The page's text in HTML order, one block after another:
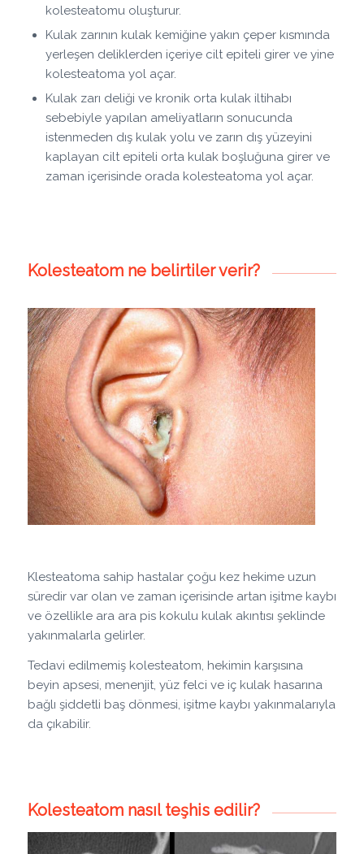
kolesteatomu oluşturur.
Kulak zarının kulak kemiğine yakın çeper kısmında
yerleşen deliklerden içeriye cilt epiteli girer ve yine
kolesteatoma yol açar.
Kulak zarı deliği ve kronik orta kulak iltihabı
sebebiyle yapılan ameliyatların sonucunda
istenmeden dış kulak yolu ve zarın dış yüzeyini
kaplayan cilt epiteli orta kulak boşluğuna girer ve
zaman içerisinde orada kolesteatoma yol açar.
Kolesteatom ne belirtiler verir?
Klesteatoma sahip hastalar çoğu kez hekime uzun
süredir var olan ve zaman içerisinde artan işitme kaybı
ve özellikle ara ara pis kokulu kulak akıntısı şeklinde
yakınmalarla gelirler.
Tedavi edilmemiş kolesteatom, hekimin karşısına
beyin apsesi, menenjit, yüz felci ve iç kulak hasarına
bağlı şiddetli baş dönmesi, işitme kaybı yakınmalarıyla
da çıkabilir.
Kolesteatom nasıl teşhis edilir?